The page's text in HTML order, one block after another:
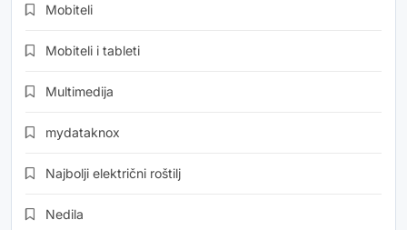
Mobiteli
Mobiteli i tableti
Multimedija
mydataknox
Najbolji električni roštilj
Nedila